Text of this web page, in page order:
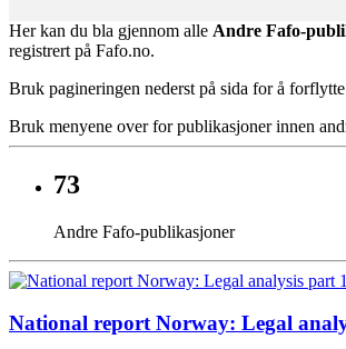
Her kan du bla gjennom alle Andre Fafo-
registrert på Fafo.no.
Bruk pagineringen nederst på sida for å
Bruk menyene over for publikasjoner innen
73
Andre Fafo-publikasjoner
National report Norway: Legal